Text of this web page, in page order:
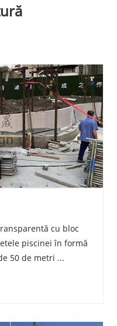
cu bloc
piscinei în formă
50 de metri ...